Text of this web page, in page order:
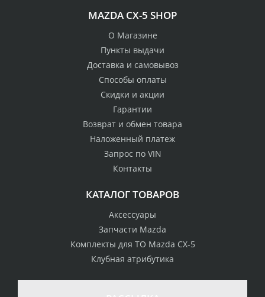
стоимости
Гарантия качества
MAZDA CX-5 SHOP
О Магазине
Пункты выдачи
Доставка и самовывоз
Способы оплаты
Скидки и акции
Гарантии
Возврат и обмен товара
Наложенный платеж
Запрос по VIN
Контакты
КАТАЛОГ ТОВАРОВ
Аксессуары
Запчасти Mazda
Комплекты для ТО Mazda CX-5
Клубная атрибутика